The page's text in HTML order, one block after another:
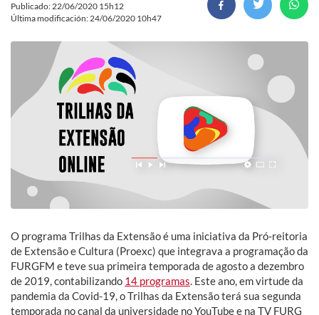
Publicado: 22/06/2020 15h12
Última modificación: 24/06/2020 10h47
O programa Trilhas da Extensão é uma iniciativa da Pró-reitoria
de Extensão e Cultura (Proexc) que integrava a programação da
FURGFM e teve sua primeira temporada de agosto a dezembro
de 2019, contabilizando 14 programas. Este ano, em virtude da
pandemia da Covid-19, o Trilhas da Extensão terá sua segunda
temporada no canal da universidade no YouTube e na TV FURG